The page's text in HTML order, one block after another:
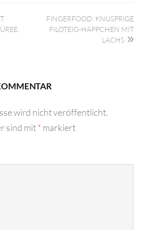
FINGERFOOD: KNUSPRIGE
FILOTEIG-HÄPPCHEN MIT
LACHS
wird nicht veröffentlicht.
sind mit* markiert